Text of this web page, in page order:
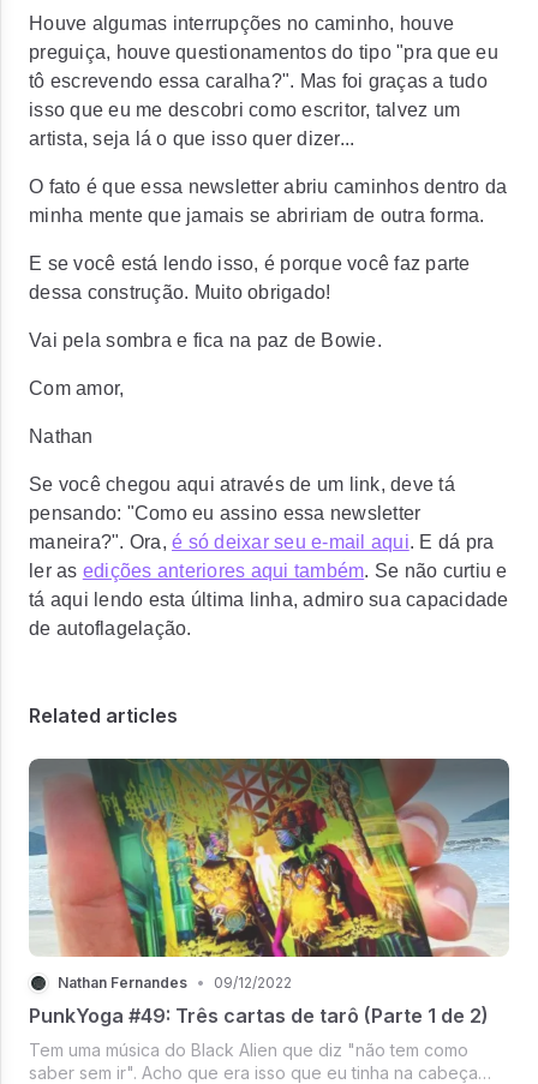
Houve algumas interrupções no caminho, houve
preguiça, houve questionamentos do tipo "pra que eu
tô escrevendo essa caralha?". Mas foi graças a tudo
isso que eu me descobri como escritor, talvez um
artista, seja lá o que isso quer dizer...
O fato é que essa newsletter abriu caminhos dentro da
minha mente que jamais se abririam de outra forma.
E se você está lendo isso, é porque você faz parte
dessa construção. Muito obrigado!
Vai pela sombra e fica na paz de Bowie.
Com amor,
Nathan
Se você chegou aqui através de um link, deve tá
pensando: "Como eu assino essa newsletter
maneira?". Ora, é só deixar seu e-mail aqui. E dá pra
ler as edições anteriores aqui também. Se não curtiu e
tá aqui lendo esta última linha, admiro sua capacidade
de autoflagelação.
Related articles
Nathan Fernandes • 09/12/2022
PunkYoga #49: Três cartas de tarô (Parte 1 de 2)
Tem uma música do Black Alien que diz "não tem como
saber sem ir". Acho que era isso que eu tinha na cabeça